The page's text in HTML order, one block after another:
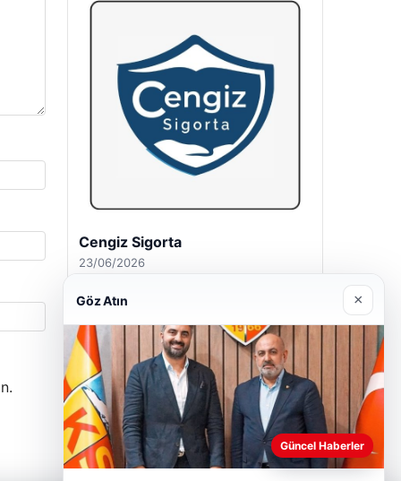
Hastaş Beton
26/05/2026
Göz Atın ×
Güncel Haberler